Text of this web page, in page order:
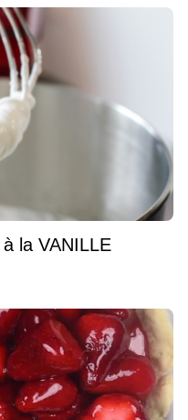
la VANILLE